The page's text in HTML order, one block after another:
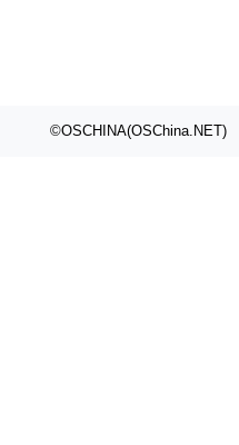
©OSCHINA(OSChina.NET)